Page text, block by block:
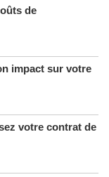
de
impact sur votre
votre contrat de